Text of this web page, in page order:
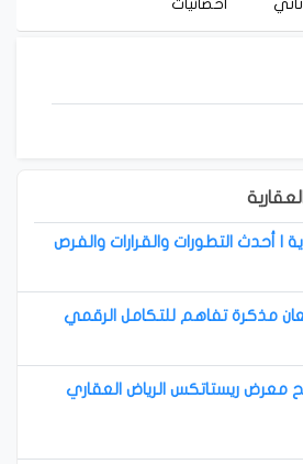
احصائيات
| أحدث التطورات والقرارات والفرص
مذكرة تفاهم للتكامل الرقمي
معرض ريستاتكس الرياض العقاري